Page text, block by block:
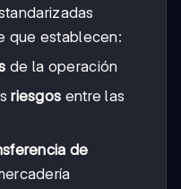
que establecen:
de la operación
riesgos entre las
de